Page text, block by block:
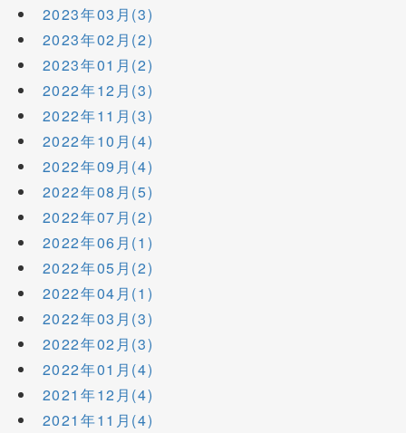
2023年03月(3)
2023年02月(2)
2023年01月(2)
2022年12月(3)
2022年11月(3)
2022年10月(4)
2022年09月(4)
2022年08月(5)
2022年07月(2)
2022年06月(1)
2022年05月(2)
2022年04月(1)
2022年03月(3)
2022年02月(3)
2022年01月(4)
2021年12月(4)
2021年11月(4)